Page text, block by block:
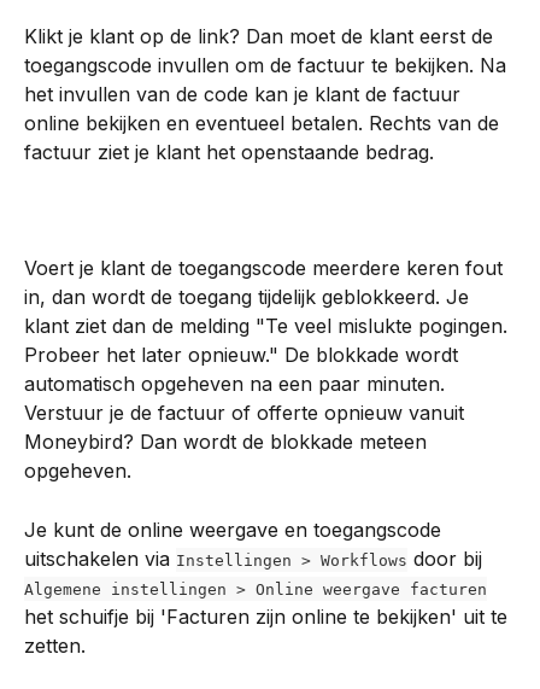
Klikt je klant op de link? Dan moet de klant eerst de
toegangscode invullen om de factuur te bekijken. Na
het invullen van de code kan je klant de factuur
online bekijken en eventueel betalen. Rechts van de
factuur ziet je klant het openstaande bedrag.
Voert je klant de toegangscode meerdere keren fout
in, dan wordt de toegang tijdelijk geblokkeerd. Je
klant ziet dan de melding "Te veel mislukte pogingen.
Probeer het later opnieuw." De blokkade wordt
automatisch opgeheven na een paar minuten.
Verstuur je de factuur of offerte opnieuw vanuit
Moneybird? Dan wordt de blokkade meteen
opgeheven.
Je kunt de online weergave en toegangscode
uitschakelen via Instellingen > Workflows door bij
Algemene instellingen > Online weergave facturen
het schuifje bij 'Facturen zijn online te bekijken' uit te
zetten.